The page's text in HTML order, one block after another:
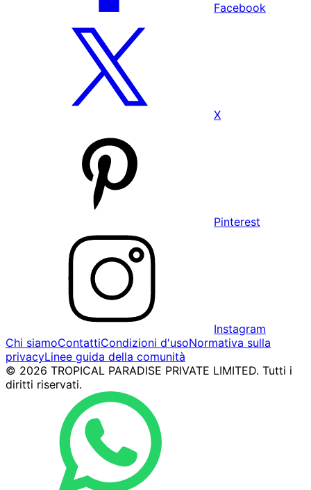
Facebook
X
Pinterest
Instagram
Chi siamoContattiCondizioni d'usoNormativa sulla
privacyLinee guida della comunità
© 2026 TROPICAL PARADISE PRIVATE LIMITED. Tutti i
diritti riservati.